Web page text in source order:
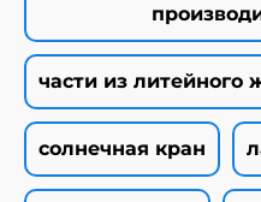
части из литейного
солнечная кран